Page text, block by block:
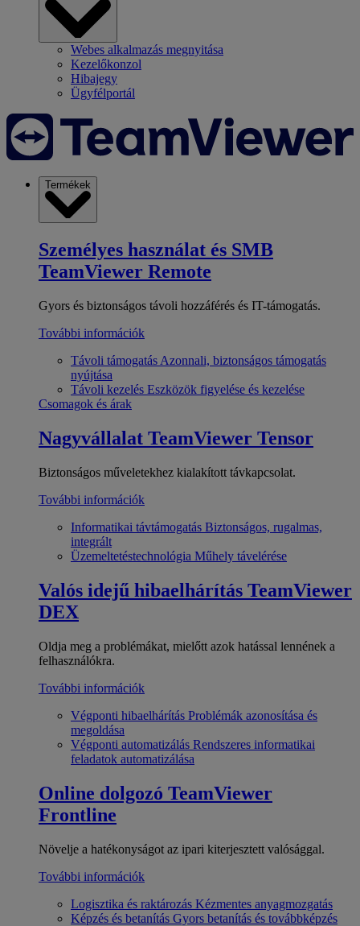
Webes alkalmazás megnyitása
Kezelőkonzol
Hibajegy
Ügyfélportál
Termékek
Személyes használat és SMB
TeamViewer Remote
Gyors és biztonságos távoli hozzáférés és IT-támogatás.
További információk
Távoli támogatás Azonnali, biztonságos támogatás
nyújtása
Távoli kezelés Eszközök figyelése és kezelése
Csomagok és árak
Nagyvállalat TeamViewer Tensor
Biztonságos műveletekhez kialakított távkapcsolat.
További információk
Informatikai távtámogatás Biztonságos, rugalmas,
integrált
Üzemeltetéstechnológia Műhely távelérése
Valós idejű hibaelhárítás TeamViewer
DEX
Oldja meg a problémákat, mielőtt azok hatással lennének a
felhasználókra.
További információk
Végponti hibaelhárítás Problémák azonosítása és
megoldása
Végponti automatizálás Rendszeres informatikai
feladatok automatizálása
Online dolgozó TeamViewer
Frontline
Növelje a hatékonyságot az ipari kiterjesztett valósággal.
További információk
Logisztika és raktározás Kézmentes anyagmozgatás
Képzés és betanítás Gyors betanítás és továbbképzés